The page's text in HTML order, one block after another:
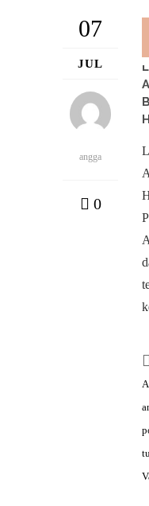
07
JUL
angga
0